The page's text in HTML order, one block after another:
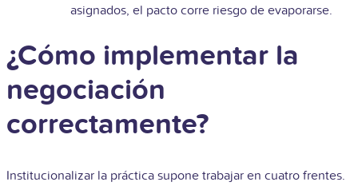
asignados, el pacto corre riesgo de evaporarse.
¿Cómo implementar la
negociación
correctamente?
Institucionalizar la práctica supone trabajar en cuatro frentes.